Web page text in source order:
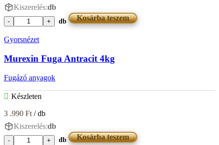
Kiszerelés:db
Murexin
Antracit
mennyiség
db Kosárba teszem
Gyorsnézet
Murexin Fuga Antracit 4kg
Fugázó anyagok
Készleten
3 .990 Ft / db
Kiszerelés:db
db Kosárba teszem